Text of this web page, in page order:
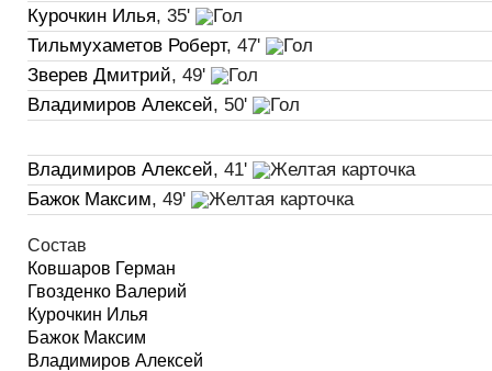
Курочкин Илья, 35'
Тильмухаметов Роберт, 47'
Зверев Дмитрий, 49'
Владимиров Алексей, 50'
Владимиров Алексей, 41'
Бажок Максим, 49'
Состав
Ковшаров Герман
Гвозденко Валерий
Курочкин Илья
Бажок Максим
Владимиров Алексей